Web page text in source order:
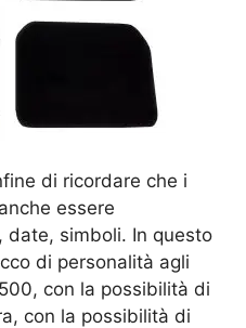
di ricordare che i
essere
date, simboli. In questo
di personalità agli
con la possibilità di
con la possibilità di